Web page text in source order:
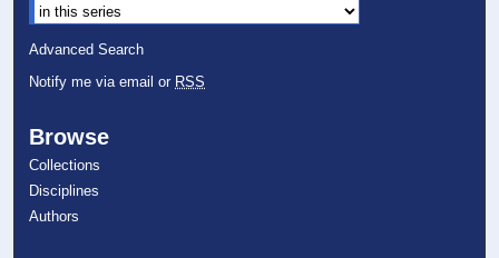
Advanced Search
Notify me via email or RSS
Browse
Collections
Disciplines
Authors